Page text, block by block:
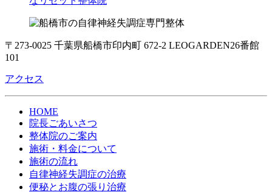
〒273-0025 千葉県船橋市印内町 672-2 LEOGARDEN26番館
101
アクセス
HOME
院長ごあいさつ
整体院のご案内
施術・料金について
施術の流れ
自律神経失調症の治療
便秘とお腹の張り治療